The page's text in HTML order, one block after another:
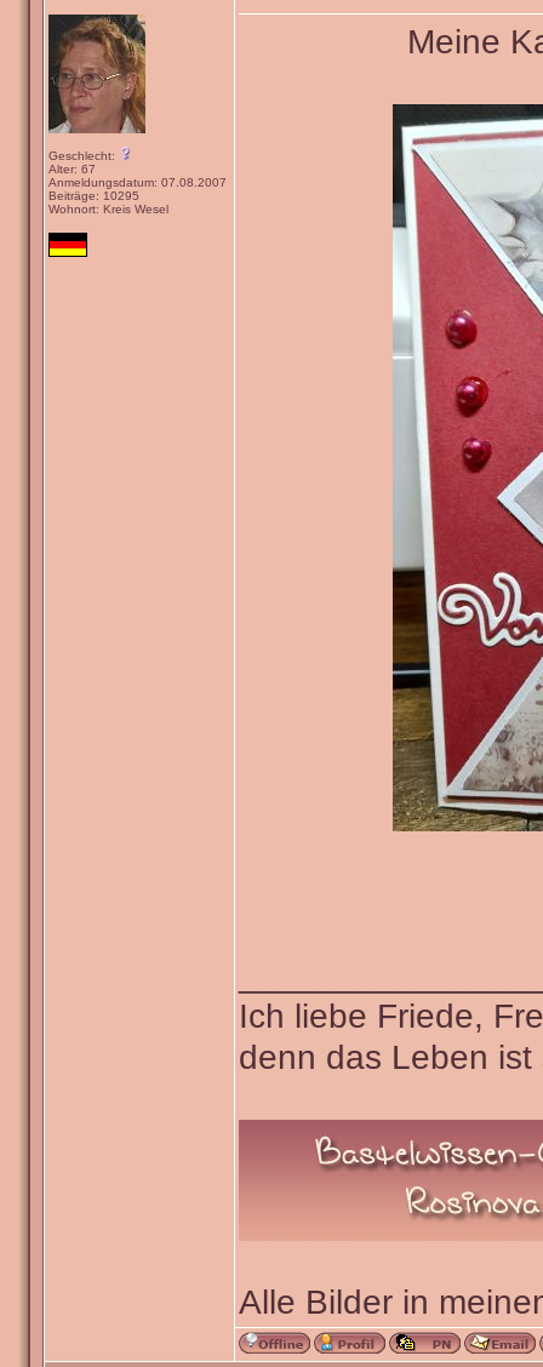
Geschlecht:
Alter: 67
Anmeldungsdatum: 07.08.2007
Beiträge: 10295
Wohnort: Kreis Wesel
Meine
Ich liebe Friede,
denn das Leben
Alle Bilder in